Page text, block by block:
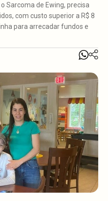
Sarcoma de Ewing, precisa
com custo superior a R$ 8
para arrecadar fundos e